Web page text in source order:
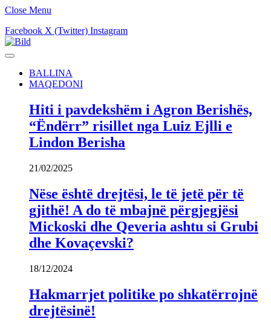
Close Menu
Facebook X (Twitter) Instagram
BALLINA
MAQEDONI
Hiti i pavdekshëm i Agron Berishës,
“Ëndërr” risillet nga Luiz Ejlli e
Lindon Berisha
21/02/2025
Nëse është drejtësi, le të jetë për të
gjithë! A do të mbajnë përgjegjësi
Mickoski dhe Qeveria ashtu si Grubi
dhe Kovaçevski?
18/12/2024
Hakmarrjet politike po shkatërrojnë
drejtësinë!